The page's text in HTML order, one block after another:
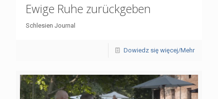
Ewige Ruhe zurückgeben
Schlesien Journal
Dowiedz się więcej/Mehr